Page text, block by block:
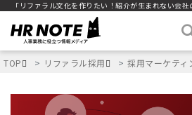
「リファラル文化を作りたい！紹介が生まれない会社
TOP リファラル採用 採用マーケティ